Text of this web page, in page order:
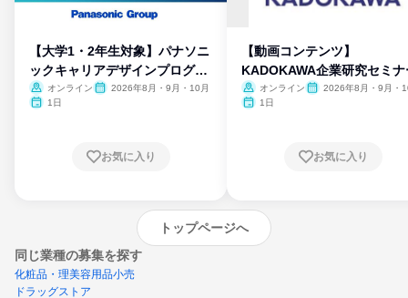
【大学1・2年生対象】パナソニ
ックキャリアデザインプログラ
ム
オンライン
2026年8月・9月・10月
1日
お気に入り
【動画コンテンツ】
KADOKAWA企業研究セミナ
オンライン
2026年8月・9月・
1日
お気に入り
トップページへ
同じ業種の募集を探す
化粧品・理美容用品小売
ドラッグストア